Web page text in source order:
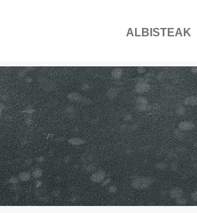
ALBISTEAK